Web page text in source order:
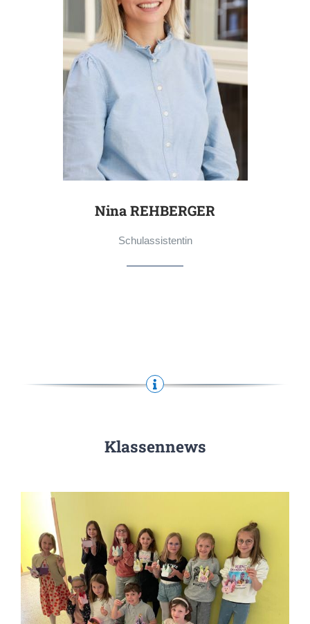
Nina REHBERGER
Schulassistentin
Klassennews